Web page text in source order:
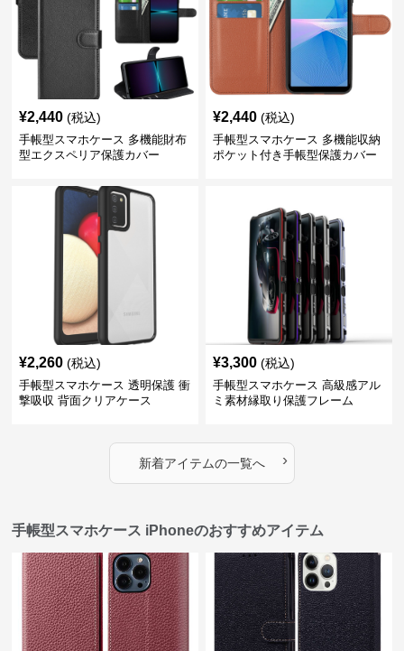
¥2,440 (税込)
手帳型スマホケース 多機能財布
型エクスペリア保護カバー
¥2,440 (税込)
手帳型スマホケース 多機能収納
ポケット付き手帳型保護カバー
¥2,260 (税込)
手帳型スマホケース 透明保護 衝
撃吸収 背面クリアケース
¥3,300 (税込)
手帳型スマホケース 高級感アル
ミ素材縁取り保護フレーム
新着アイテムの一覧へ ›
手帳型スマホケース iPhoneのおすすめアイテム